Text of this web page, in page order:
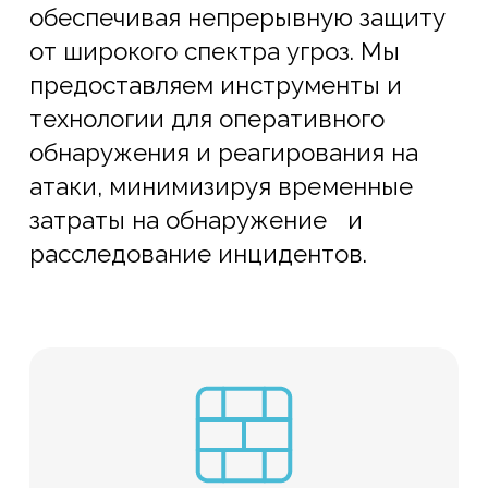
обеспечивая непрерывную защиту
от широкого спектра угроз. Мы
предоставляем инструменты и
технологии для оперативного
обнаружения и реагирования на
атаки, минимизируя временные
затраты на обнаружение и
расследование инцидентов.